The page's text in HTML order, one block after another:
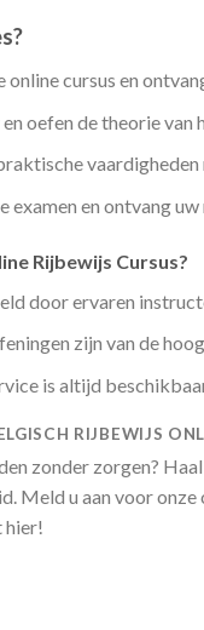
online cursus en
en oefen de theorie
examen en ontvang
Rijbewijs Cursus?
door ervaren
zijn van de
is altijd
RIJBEWIJS
zonder zorgen? Haal
Meld u aan voor onze